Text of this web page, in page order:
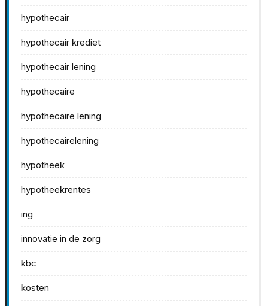
hypothecair
hypothecair krediet
hypothecair lening
hypothecaire
hypothecaire lening
hypothecairelening
hypotheek
hypotheekrentes
ing
innovatie in de zorg
kbc
kosten